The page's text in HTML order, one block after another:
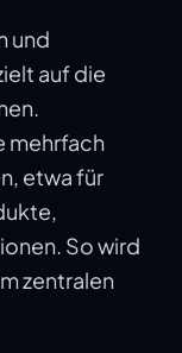
und
auf die
mehrfach
etwa für
So wird
zentralen